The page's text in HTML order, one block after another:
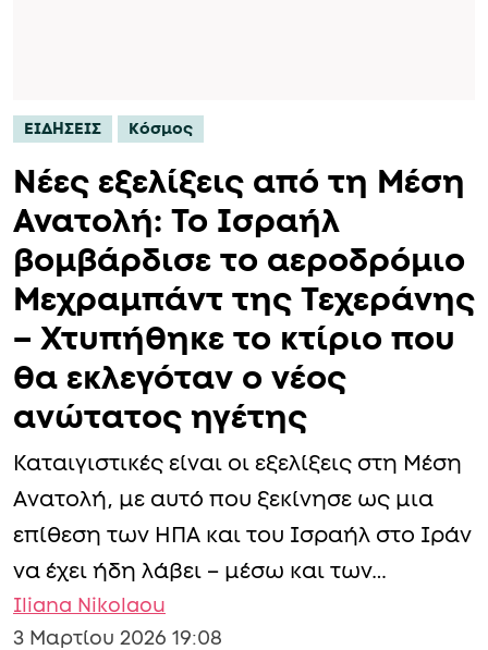
ΕΙΔΗΣΕΙΣ Κόσμος
Νέες εξελίξεις από τη Μέση
Ανατολή: Το Ισραήλ
βομβάρδισε το αεροδρόμιο
Μεχραμπάντ της Τεχεράνης
– Χτυπήθηκε το κτίριο που
θα εκλεγόταν ο νέος
ανώτατος ηγέτης
Καταιγιστικές είναι οι εξελίξεις στη Μέση
Ανατολή, με αυτό που ξεκίνησε ως μια
επίθεση των ΗΠΑ και του Ισραήλ στο Ιράν
να έχει ήδη λάβει – μέσω και των…
Iliana Nikolaou
3 Μαρτίου 2026 19:08